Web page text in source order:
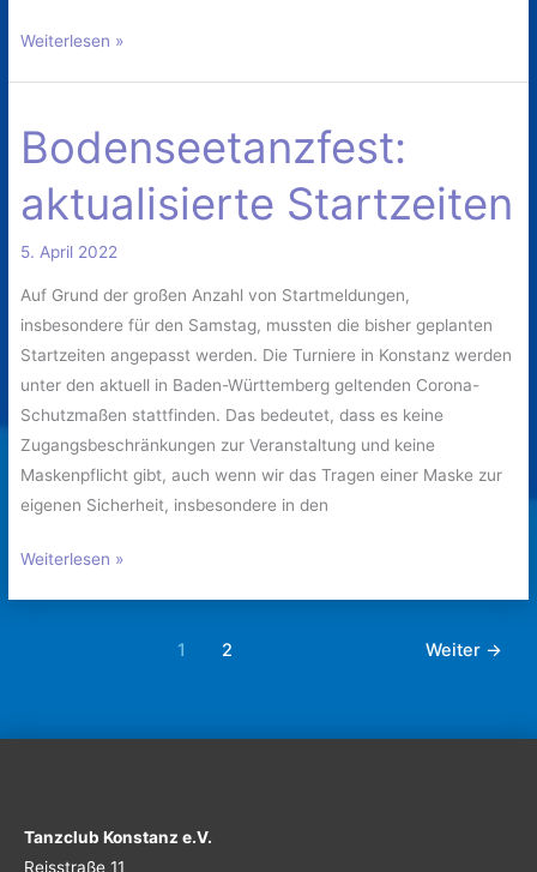
Weiterlesen »
Bodenseetanzfest:
aktualisierte Startzeiten
5. April 2022
Auf Grund der großen Anzahl von Startmeldungen,
insbesondere für den Samstag, mussten die bisher geplanten
Startzeiten angepasst werden. Die Turniere in Konstanz werden
unter den aktuell in Baden-Württemberg geltenden Corona-
Schutzmaßen stattfinden. Das bedeutet, dass es keine
Zugangsbeschränkungen zur Veranstaltung und keine
Maskenpflicht gibt, auch wenn wir das Tragen einer Maske zur
eigenen Sicherheit, insbesondere in den
Bodenseetanzfest:
aktualisierte
Startzeiten
Weiterlesen »
1 2 Weiter →
Tanzclub Konstanz e.V.
Reisstraße 11